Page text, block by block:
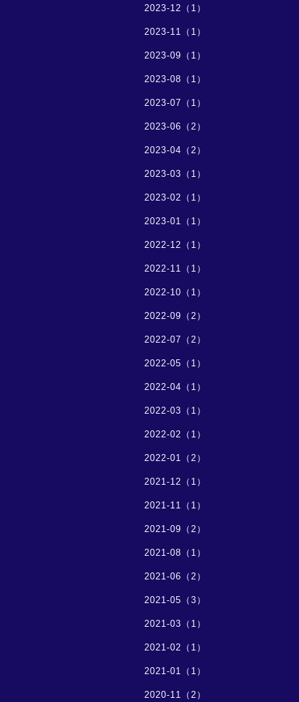
2023-12（1）
2023-11（1）
2023-09（1）
2023-08（1）
2023-07（1）
2023-06（2）
2023-04（2）
2023-03（1）
2023-02（1）
2023-01（1）
2022-12（1）
2022-11（1）
2022-10（1）
2022-09（2）
2022-07（2）
2022-05（1）
2022-04（1）
2022-03（1）
2022-02（1）
2022-01（2）
2021-12（1）
2021-11（1）
2021-09（2）
2021-08（1）
2021-06（2）
2021-05（3）
2021-03（1）
2021-02（1）
2021-01（1）
2020-11（2）